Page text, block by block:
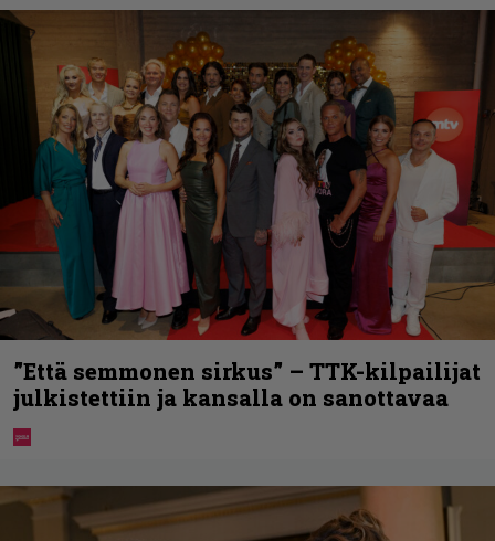
”Että semmonen sirkus” – TTK-kilpailijat
julkistettiin ja kansalla on sanottavaa